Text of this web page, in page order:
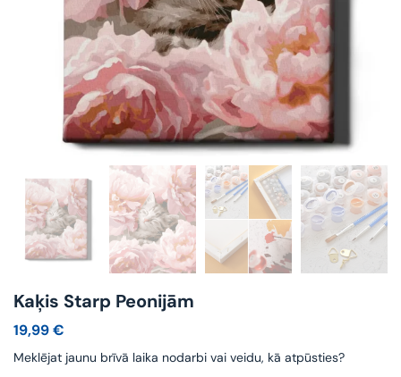
Kaķis Starp Peonijām
19,99€
Meklējat jaunu brīvā laika nodarbi vai veidu, kā atpūsties?